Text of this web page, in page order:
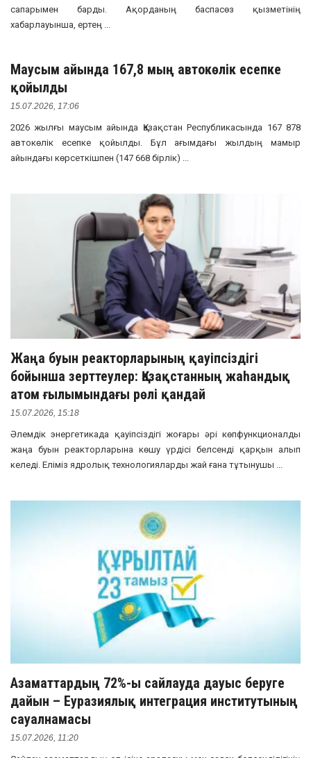
сапарымен барды. Ақорданың баспасөз қызметінің
хабарлауынша, ертең ...
Маусым айында 167,8 мың автокөлік есепке
қойылды
15.07.2026, 17:06
2026 жылғы маусым айында Қазақстан Республикасында 167 878
автокөлік есепке қойылды. Бұл ағымдағы жылдың мамыр
айындағы көрсеткішпен (147 668 бірлік) ...
Жаңа буын реакторларының қауіпсіздігі
бойынша зерттеулер: Қазақстанның жаһандық
атом ғылымындағы рөлі қандай
15.07.2026, 15:18
Әлемдік энергетикада қауіпсіздігі жоғары әрі көпфункционалды
жаңа буын реакторларына көшу үрдісі белсенді қарқын алып
келеді. Еліміз ядролық технологияларды жай ғана тұтынушы ...
Азаматтардың 72%-ы сайлауда дауыс беруге
дайын – Еуразиялық интеграция институтының
сауалнамасы
15.07.2026, 11:20